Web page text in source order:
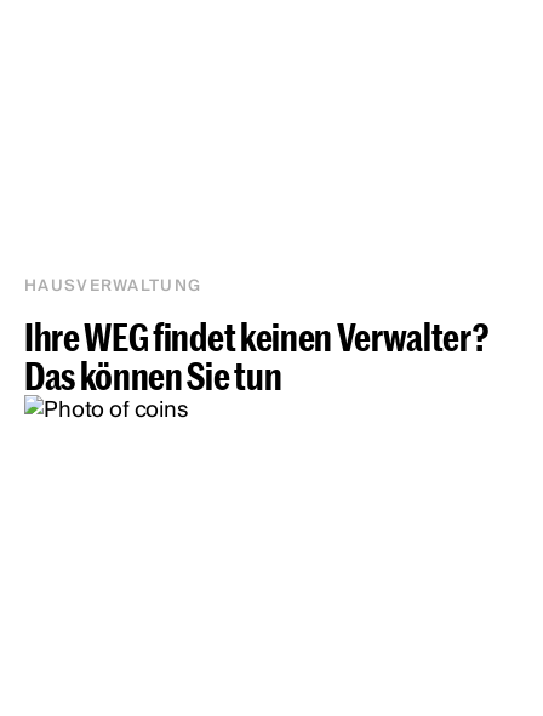
HAUSVERWALTUNG
Ihre WEG findet keinen Verwalter?
Das können Sie tun